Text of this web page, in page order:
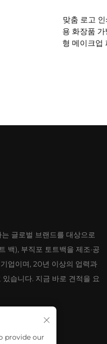
과 편리함을 모두 갖춘 여
이 되지 않습니다. 작은 줄무
무늬 가방을 다양한 용도로
간식거리를 넣는 용도로도 적
이나 부드러운 세탁으로 쉽
외 환경에서도 잘 견디며 다음
장에서도 세련되고 전문적인
을 제공합니다. 기업들은 종
서 지속 가능한 실천을 장
소속 조직 모두에게 좋은 인
이 뛰어난 저트 가방은 다
맞춤 로고
용 화장품
형 메이크업
글로벌 브랜드를 대상으로
백), 부직포 토트백을 제조·공
업이며, 20년 이상의 업력과
습니다. 지금 바로 견적을 요
provide our